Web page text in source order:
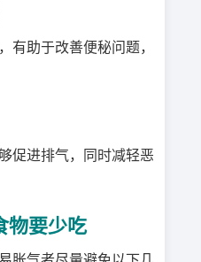
有助于改善便秘问题，
促进排气，同时减轻恶
物要少吃